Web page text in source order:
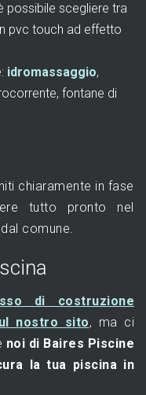
possibile scegliere tra
pvc touch ad effetto
idromassaggio,
fontane di
chiaramente in fase
tutto pronto nel
comune.
di costruzione
nostro sito, ma ci
noi di Baires Piscine
la tua piscina in